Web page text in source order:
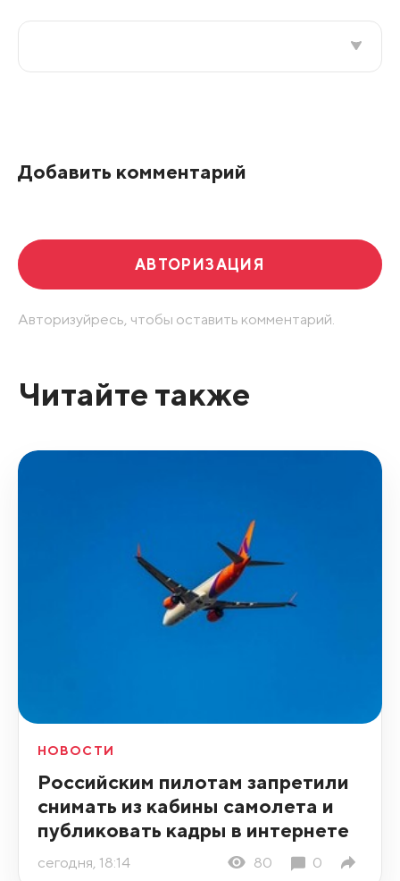
Добавить комментарий
АВТОРИЗАЦИЯ
Авторизуйресь, чтобы оставить комментарий.
Читайте также
НОВОСТИ
Российским пилотам запретили
снимать из кабины самолета и
публиковать кадры в интернете
сегодня, 18:14 80 0